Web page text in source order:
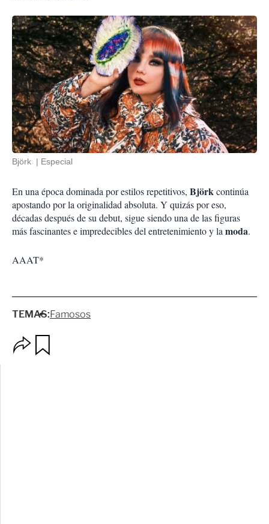
Björk Especial
En una época dominada por estilos repetitivos, Björkcontinúa
apostando por la originalidad absoluta. Y quizás por eso,
décadas después de su debut, sigue siendo una de las figuras
más fascinantes e impredecibles del entretenimiento y la moda.
AAAT*
TEMAS:Famosos
p